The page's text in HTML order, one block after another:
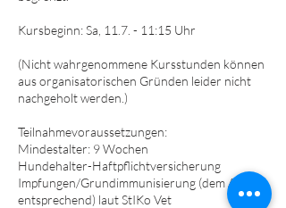
Kursbeginn: Sa, 11.7. - 11:15 Uhr
(Nicht wahrgenommene Kursstunden können
aus organisatorischen Gründen leider nicht
nachgeholt werden.)
Teilnahmevoraussetzungen:
Mindestalter: 9 Wochen
Hundehalter-Haftpflichtversicherung
Impfungen/Grundimmunisierung (dem Alter
entsprechend) laut StIKo Vet